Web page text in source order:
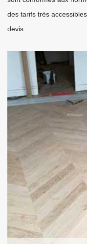
des tarifs très
devis.